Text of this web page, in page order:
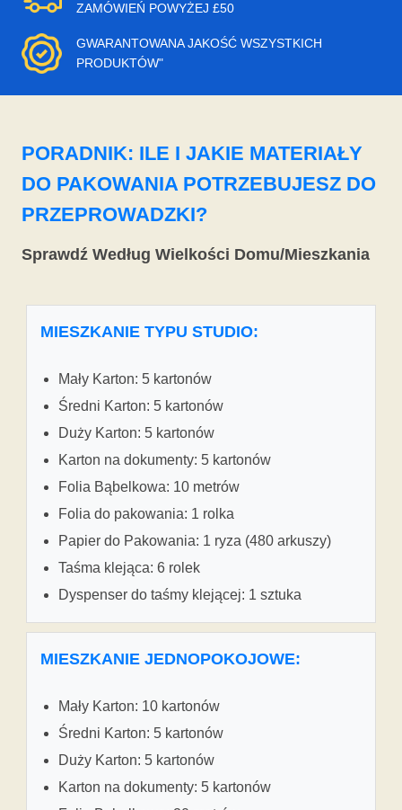
ZAMÓWIEŃ POWYŻEJ £50
GWARANTOWANA JAKOŚĆ WSZYSTKICH
PRODUKTÓW"
PORADNIK: ILE I JAKIE MATERIAŁY
DO PAKOWANIA POTRZEBUJESZ DO
PRZEPROWADZKI?
Sprawdź Według Wielkości Domu/Mieszkania
MIESZKANIE TYPU STUDIO:
Mały Karton: 5 kartonów
Średni Karton: 5 kartonów
Duży Karton: 5 kartonów
Karton na dokumenty: 5 kartonów
Folia Bąbelkowa: 10 metrów
Folia do pakowania: 1 rolka
Papier do Pakowania: 1 ryza (480 arkuszy)
Taśma klejąca: 6 rolek
Dyspenser do taśmy klejącej: 1 sztuka
MIESZKANIE JEDNOPOKOJOWE:
Mały Karton: 10 kartonów
Średni Karton: 5 kartonów
Duży Karton: 5 kartonów
Karton na dokumenty: 5 kartonów